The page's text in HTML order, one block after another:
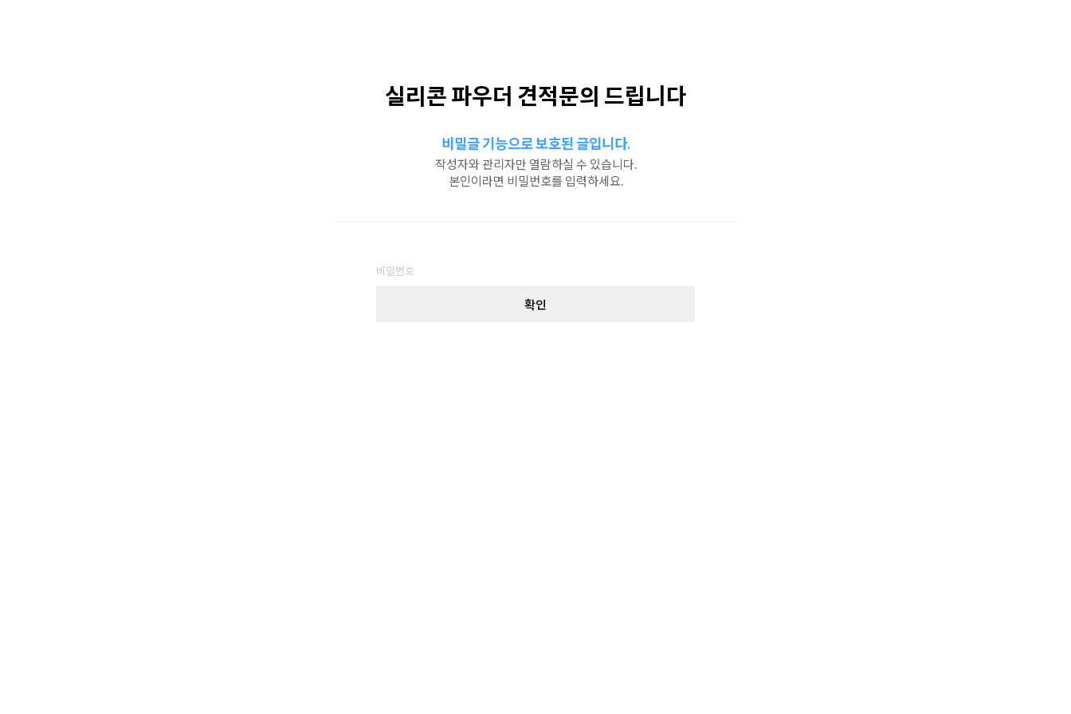
실리콘 파우더 견적문의 드립니다
비밀글 기능으로 보호된 글입니다.
작성자와 관리자만 열람하실 수 있습니다.
본인이라면 비밀번호를 입력하세요.